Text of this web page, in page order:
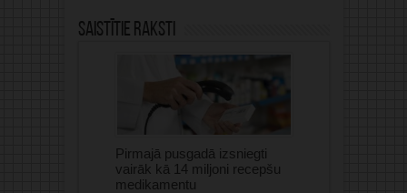
Saistītie raksti
Pirmajā pusgadā izsniegti
vairāk kā 14 miljoni recepšu
medikamentu